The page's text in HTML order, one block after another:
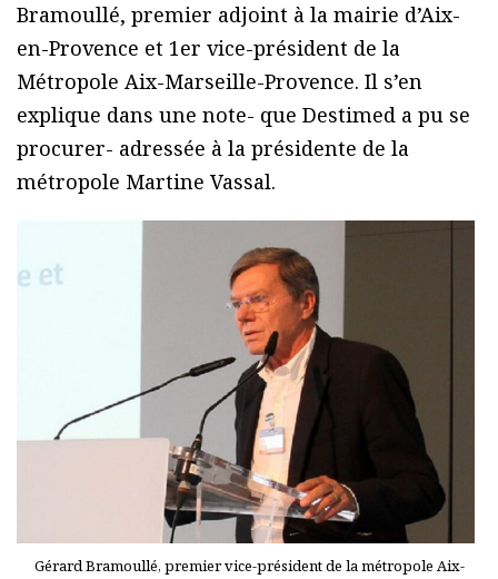
Bramoullé, premier adjoint à la mairie d’Aix-
en-Provence et 1er vice-président de la
Métropole Aix-Marseille-Provence. Il s’en
explique dans une note- que Destimed a pu se
procurer- adressée à la présidente de la
métropole Martine Vassal.
Gérard Bramoullé, premier vice-président de la métropole Aix-